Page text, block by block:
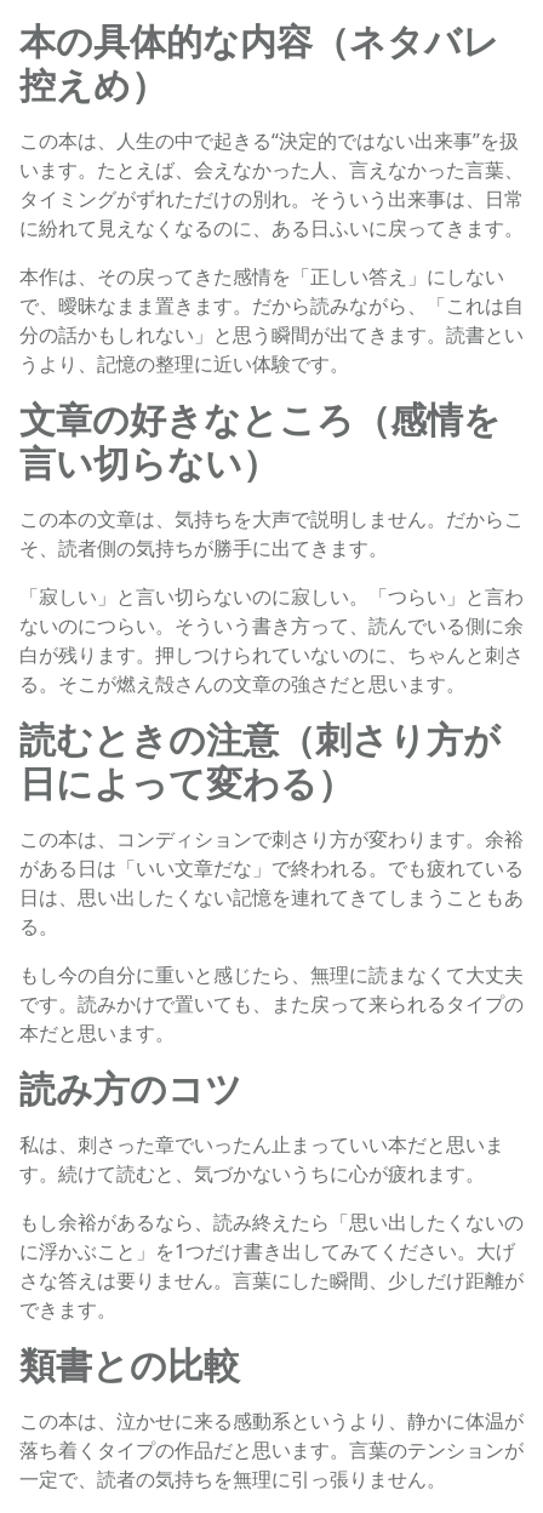
本の具体的な内容（ネタバレ
控えめ）
この本は、人生の中で起きる“決定的ではない出来事”を扱
います。たとえば、会えなかった人、言えなかった言葉、
タイミングがずれただけの別れ。そういう出来事は、日常
に紛れて見えなくなるのに、ある日ふいに戻ってきます。
本作は、その戻ってきた感情を「正しい答え」にしない
で、曖昧なまま置きます。だから読みながら、「これは自
分の話かもしれない」と思う瞬間が出てきます。読書とい
うより、記憶の整理に近い体験です。
文章の好きなところ（感情を
言い切らない）
この本の文章は、気持ちを大声で説明しません。だからこ
そ、読者側の気持ちが勝手に出てきます。
「寂しい」と言い切らないのに寂しい。「つらい」と言わ
ないのにつらい。そういう書き方って、読んでいる側に余
白が残ります。押しつけられていないのに、ちゃんと刺さ
る。そこが燃え殻さんの文章の強さだと思います。
読むときの注意（刺さり方が
日によって変わる）
この本は、コンディションで刺さり方が変わります。余裕
がある日は「いい文章だな」で終われる。でも疲れている
日は、思い出したくない記憶を連れてきてしまうこともあ
る。
もし今の自分に重いと感じたら、無理に読まなくて大丈夫
です。読みかけで置いても、また戻って来られるタイプの
本だと思います。
読み方のコツ
私は、刺さった章でいったん止まっていい本だと思いま
す。続けて読むと、気づかないうちに心が疲れます。
もし余裕があるなら、読み終えたら「思い出したくないの
に浮かぶこと」を1つだけ書き出してみてください。大げ
さな答えは要りません。言葉にした瞬間、少しだけ距離が
できます。
類書との比較
この本は、泣かせに来る感動系というより、静かに体温が
落ち着くタイプの作品だと思います。言葉のテンションが
一定で、読者の気持ちを無理に引っ張りません。